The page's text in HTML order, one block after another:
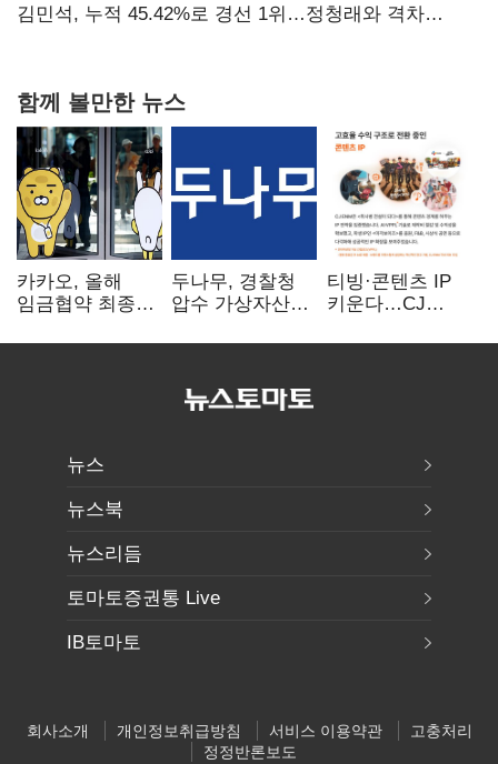
탈환'(종합)
김민석, 누적 45.42%로 경선 1위…정청래와 격차
함께 볼만한 뉴스
카카오, 올해
임금협약 최종
인상·격려금
두나무, 경찰청
압수 가상자산
커스터디 사업
티빙·콘텐츠 IP
키운다…CJ
글로벌 확장 가속
뉴스
뉴스북
뉴스리듬
토마토증권통 Live
IB토마토
회사소개 개인정보취급방침 서비스 이용약관
고충처리
정정반론보도